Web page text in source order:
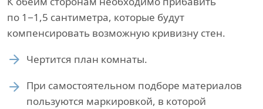
по 1−1,5 сантиметра, которые будут
компенсировать возможную кривизну стен.
Чертится план комнаты.
При самостоятельном подборе материалов
пользуются маркировкой, в которой